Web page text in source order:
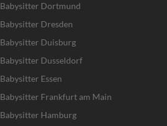
Babysitter Dortmund
Babysitter Dresden
Babysitter Duisburg
Babysitter Dusseldorf
Babysitter Essen
Babysitter Frankfurt am Main
Babysitter Hamburg